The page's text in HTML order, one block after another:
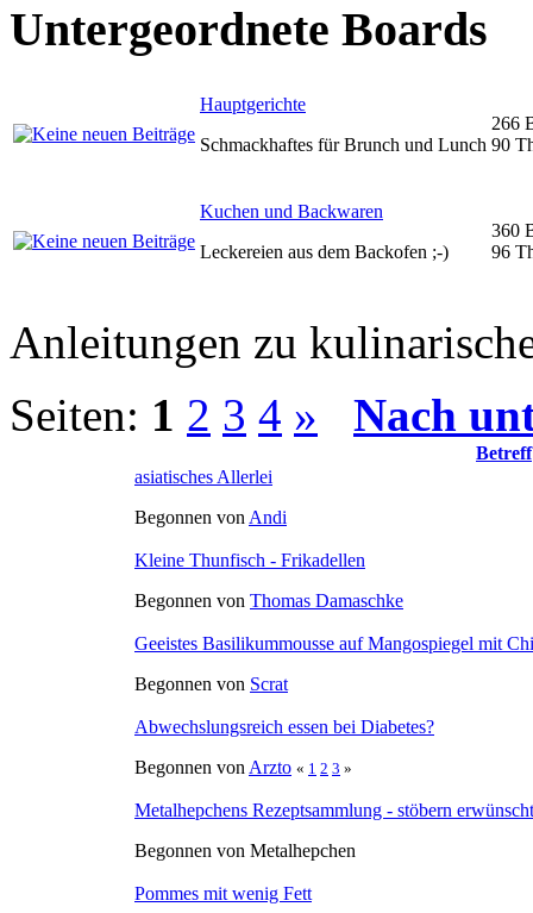
Untergeordnete Boards
Hauptgerichte
Schmackhaftes für Brunch und Lunch
266
90
Kuchen und Backwaren
Leckereien aus dem Backofen ;-)
360
96
Anleitungen zu
Seiten: 1 2 3 4 » Nach
Betreff
asiatisches Allerlei
Begonnen von Andi
Kleine Thunfisch - Frikadellen
Begonnen von Thomas Damaschke
Geeistes Basilikummousse auf Mangospiegel mit
Begonnen von Scrat
Abwechslungsreich essen bei Diabetes?
Begonnen von Arzto « 1 2 3 »
Metalhepchens Rezeptsammlung - stöbern
Begonnen von Metalhepchen
Pommes mit wenig Fett